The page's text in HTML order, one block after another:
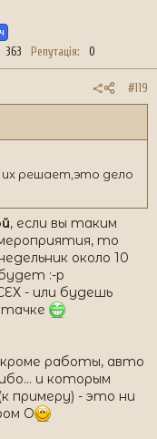
363 Репутація 0
#119
их решает,это дело
, если вы таким
то
около 10
:-p
- или будешь
тачке
работы, авто
и которым
примеру) - это ни
O